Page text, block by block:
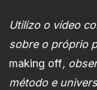
Utilizo o vídeo
sobre o próprio
making off,
método e